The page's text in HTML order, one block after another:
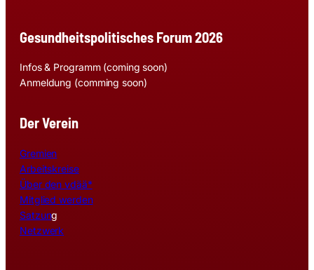
Gesundheitspolitisches Forum 2026
Infos & Programm (coming soon)
Anmeldung (comming soon)
Der Verein
Gremien
Arbeitskreise
Über den vdää*
Mitglied werden
Satzung
Netzwerk